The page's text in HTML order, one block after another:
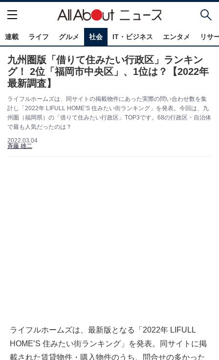
連載 ライフ グルメ 社会 IT・ビジネス エンタメ リサ
九州圏版「借りて住みたい行政区」ランキン
グ！ 2位「福岡市中央区」、1位は？【2022年
最新調査】
ライフルホームズは、同サイトの掲載物件にあった実際の問い合わせ数を集
計し「2022年 LIFULL HOME’S 住みたい街ランキング」を発表。今回は、九
州圏（福岡県）の「借りて住みたい行政区」TOP3です。68の行政区・自治体
で最も人気だったのは？
2022.03.04
斉藤 雄二
ライフルホームズは、最新版となる「2022年 LIFULL
HOME’S 住みたい街ランキング」を発表。同サイトに掲
載された賃貸物件・購入物件のうち、問合せの多かった